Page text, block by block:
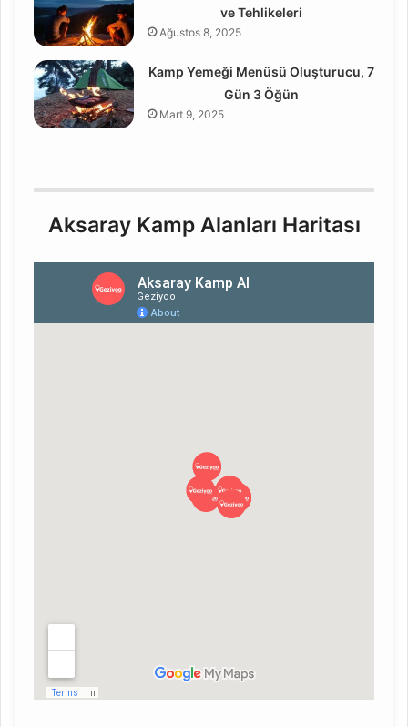
ve Tehlikeleri
Ağustos 8, 2025
Kamp Yemeği Menüsü Oluşturucu, 7
Gün 3 Öğün
Mart 9, 2025
Aksaray Kamp Alanları Haritası